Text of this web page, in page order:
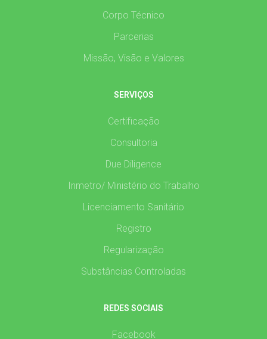
Corpo Técnico
Parcerias
Missão, Visão e Valores
SERVIÇOS
Certificação
Consultoria
Due Diligence
Inmetro/ Ministério do Trabalho
Licenciamento Sanitário
Registro
Regularização
Substâncias Controladas
REDES SOCIAIS
Facebook